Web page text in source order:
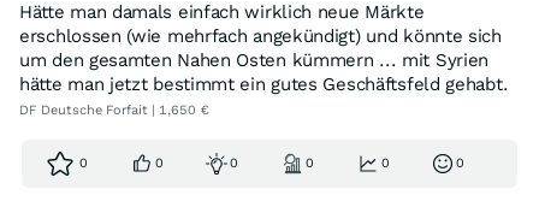
Hätte man damals einfach wirklich neue Märkte
erschlossen (wie mehrfach angekündigt) und könnte sich
um den gesamten Nahen Osten kümmern ... mit Syrien
hätte man jetzt bestimmt ein gutes Geschäftsfeld gehabt.
DF Deutsche Forfait | 1,650 €
0 0 0 0 0 0